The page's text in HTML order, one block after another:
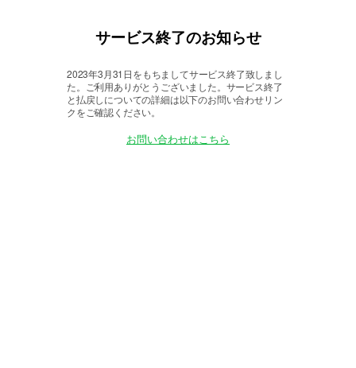
サービス終了のお知らせ
2023年3月31日をもちましてサービス終了致しまし
た。
ご利用ありがとうございました。サービス終了
と払戻しについての詳細は以下のお問い合わせリン
クをご確認ください。
お問い合わせはこちら